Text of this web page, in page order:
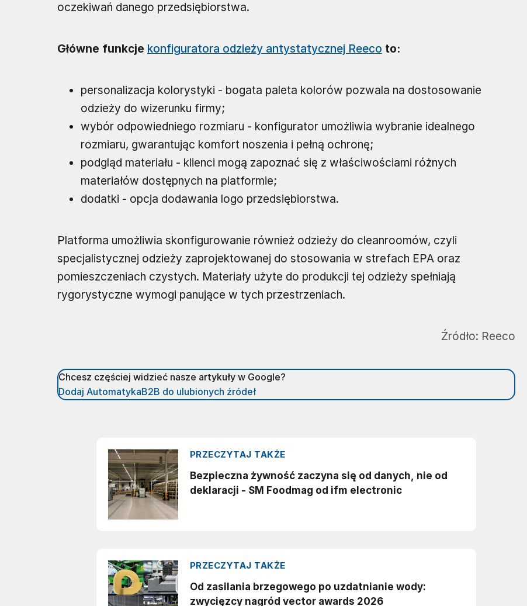
oczekiwań danego przedsiębiorstwa.
Główne funkcje konfiguratora odzieży antystatycznej Reeco to:
personalizacja kolorystyki - bogata paleta kolorów pozwala na dostosowanie
odzieży do wizerunku firmy;
wybór odpowiedniego rozmiaru - konfigurator umożliwia wybranie idealnego
rozmiaru, gwarantując komfort noszenia i pełną ochronę;
podgląd materiału - klienci mogą zapoznać się z właściwościami różnych
materiałów dostępnych na platformie;
dodatki - opcja dodawania logo przedsiębiorstwa.
Platforma umożliwia skonfigurowanie również odzieży do cleanroomów, czyli
specjalistycznej odzieży zaprojektowanej do stosowania w strefach EPA oraz
pomieszczeniach czystych. Materiały użyte do produkcji tej odzieży spełniają
rygorystyczne wymogi panujące w tych przestrzeniach.
Źródło: Reeco
Chcesz częściej widzieć nasze artykuły w Google?
Dodaj AutomatykaB2B do ulubionych źródeł